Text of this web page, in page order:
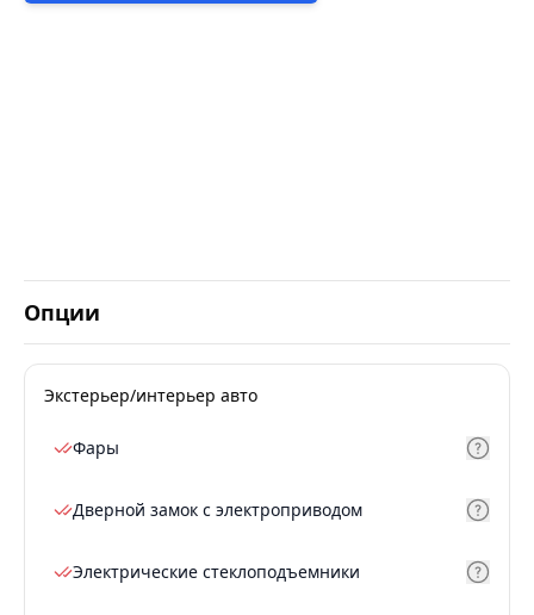
Опции
Экстерьер/интерьер авто
Фары
Дверной замок с электроприводом
Электрические стеклоподъемники